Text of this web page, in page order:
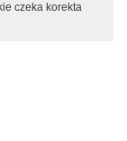
czeka korekta